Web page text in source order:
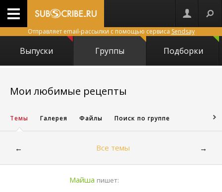
Отправляет email-рассылки с помощью сервиса Sendsay
Выпуски Группы Подборки
Мои любимые рецепты
Темы Галерея Файлы Поиск по группе
← Все темы →
Майша пишет: